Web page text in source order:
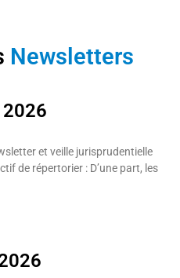
Newsletters
et veille jurisprudentielle
de répertorier : D’une part, les